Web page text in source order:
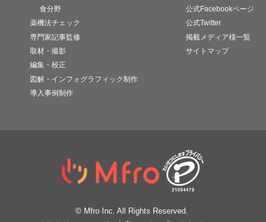
食分野
薬機法チェック
専門家記事監修
取材・撮影
編集・校正
図解・インフォグラフィック制作
導入事例制作
公式Facebookページ
公式Twitter
掲載メディア様一覧
サイトマップ
© Mfro Inc. All Rights Reserved.